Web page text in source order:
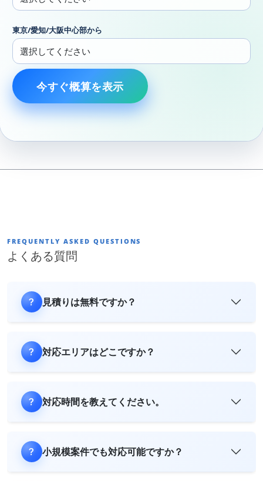
東京/愛知/大阪中心部から
今すぐ概算を表示
FREQUENTLY ASKED QUESTIONS
よくある質問
見積りは無料ですか？
対応エリアはどこですか？
対応時間を教えてください。
小規模案件でも対応可能ですか？